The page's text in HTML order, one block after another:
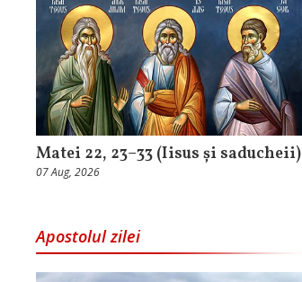
Matei 22, 23–33 (Iisus și saducheii)
07 Aug, 2026
Apostolul zilei